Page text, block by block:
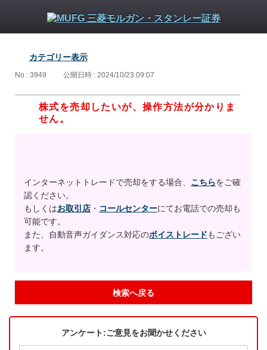
カテゴリー表示
No : 3949 公開日時 : 2024/10/23 09:07
株式を売却したいが、操作方法が分かりま
せん。
インターネットトレードで売却をする場合、 こちらをご確
認ください。
もしくはお取引店 ・ コールセンターにてお電話での売却も
可能です。
また、自動音声ガイダンス対応のボイストレードもござい
ます。
検索へ戻る
アンケート:ご意見をお聞かせください